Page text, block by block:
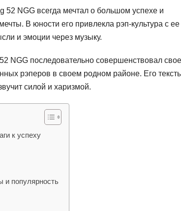
NGG всегда мечтал о большом успехе и
В юности его привлекла рэп-культура с ее
и эмоции через музыку.
NGG последовательно совершенствовал свое
рэперов в своем родном районе. Его
силой и харизмой.
к успеху
и популярность